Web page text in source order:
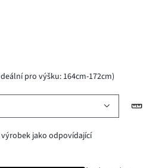
pro výšku: 164cm-172cm)
jako odpovídající